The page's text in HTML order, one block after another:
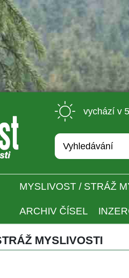
vychází v
MYSLIVOST / STRÁŽ
ARCHIV ČÍSEL
MYSLIVOSTI